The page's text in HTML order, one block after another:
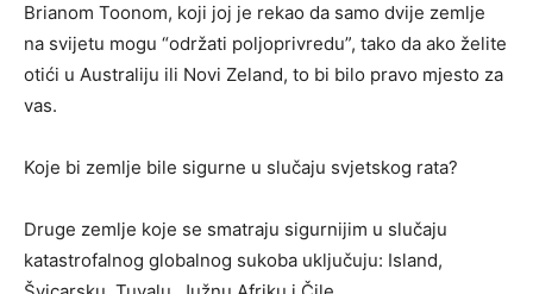
Brianom Toonom, koji joj je rekao da samo dvije zemlje
na svijetu mogu “održati poljoprivredu”, tako da ako želite
otići u Australiju ili Novi Zeland, to bi bilo pravo mjesto za
vas.
Koje bi zemlje bile sigurne u slučaju svjetskog rata?
Druge zemlje koje se smatraju sigurnijim u slučaju
katastrofalnog globalnog sukoba uključuju: Island,